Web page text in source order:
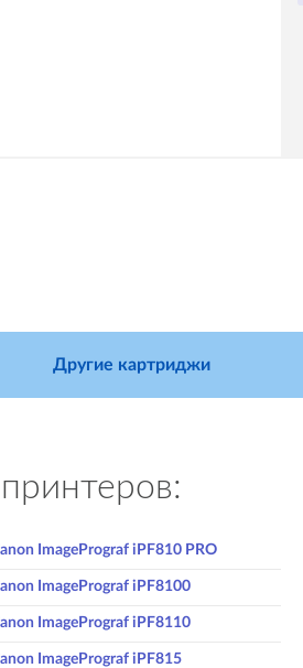
Другие картриджи
ImagePrograf iPF810 PRO
ImagePrograf iPF8100
ImagePrograf iPF8110
ImagePrograf iPF815